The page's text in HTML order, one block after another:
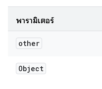
พารามิเตอร์
other
Object